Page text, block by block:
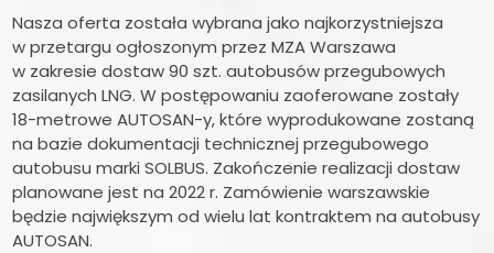
Nasza oferta została wybrana jako najkorzystniejsza
w przetargu ogłoszonym przez MZA Warszawa
w zakresie dostaw 90 szt. autobusów przegubowych
zasilanych LNG. W postępowaniu zaoferowane zostały
18-metrowe AUTOSAN-y, które wyprodukowane zostaną
na bazie dokumentacji technicznej przegubowego
autobusu marki SOLBUS. Zakończenie realizacji dostaw
planowane jest na 2022 r. Zamówienie warszawskie
będzie największym od wielu lat kontraktem na autobusy
AUTOSAN.